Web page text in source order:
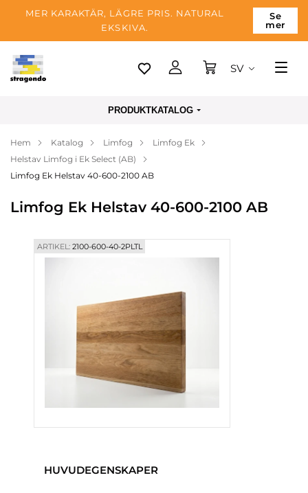
MER KARAKTÄR, LÄGRE PRIS. NATURAL
EKSKIVA.
Se
mer
Tallinn
Betalning
Om företaget
Blogg
SV
PRODUKTKATALOG
Hem Katalog Limfog
Limfog Ek
Helstav Limfog i Ek Select (AB)
Limfog Ek Helstav 40-600-2100 AB
Limfog Ek Helstav 40-600-2100 AB
ARTIKEL:2100-600-40-2PLTL
HUVUDEGENSKAPER